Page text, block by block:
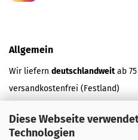
Diese Webseite
Technologien
Allgemein
Wir liefern deutschlandweitab
versandkostenfrei (Festland)
und